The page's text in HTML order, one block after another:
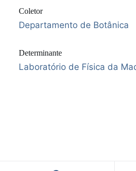
Coletor
Departamento de Botânica
Determinante
Laboratório de Física da